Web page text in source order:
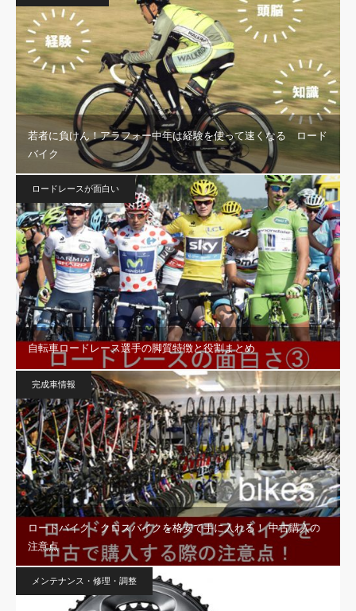
若者に負けん！アラフォー中年は経験を使って速くなる ロード
バイク
ロードレースが面白い
自転車ロードレース選手の脚質特徴と役割まとめ
完成車情報
ロードバイク・クロスバイクを格安で手に入れる！ 中古購入の
注意点
メンテナンス・修理・調整